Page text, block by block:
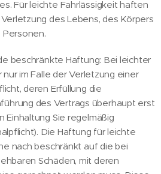
Für leichte Fahrlässigkeit haften
des Lebens, des Körpers
beschränkte Haftung: Bei leichter
im Falle der Verletzung einer
deren Erfüllung die
des Vertrags überhaupt erst
Einhaltung Sie regelmäßig
Die Haftung für leichte
nach beschränkt auf die bei
Schäden, mit deren